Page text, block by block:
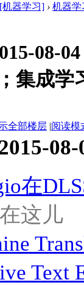
机器学习] › 机器学
08-
集成学
全部楼层 |阅读模
08-
在
这儿
Text